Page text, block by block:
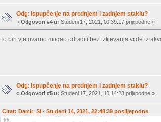
Odg: Ispupčenje na prednjem i zadnjem staklu?
«Odgovori #4 u: Studeni 17, 2021, 00:39:17 prijepodne »
To bih vjerovarno mogao odraditi bez izlijevanja vode iz
Odg: Ispupčenje na prednjem i zadnjem staklu?
«Odgovori #5 u: Studeni 17, 2021, 10:14:23 prijepodne »
Citat: Damir_Sl - Studeni 14, 2021, 22:48:39 poslijepodne